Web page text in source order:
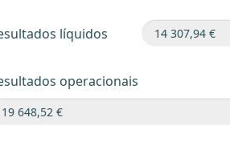
líquidos
operacionais